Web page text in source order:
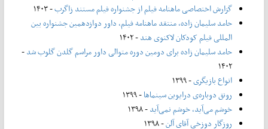
گزارش اختصاصی ماهنامه فیلم از جشنواره فیلم مستند زاگرب- ۱۴۰۳
حامد سلیمان زاده، منتقد ماهنامه فیلم، داور دوازدهمین جشنواره بین
المللی فیلم کودکان لاکنوی هند- ۱۴۰۲
حامد سلیمان زاده برای دومین دوره متوالی داور مراسم گلدن گلوب شد-
۱۴۰۲
انواع بازیگری- ۱۳۹۹
رونق دوباره‌ی درایوین سینماها- ۱۳۹۹
خوشم می‌آید، خوشم نمی‌آید- ۱۳۹۸
روزگار دوزخی آقای آلن- ۱۳۹۸